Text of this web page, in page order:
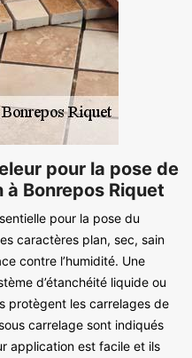
pour la pose de
Bonrepos Riquet
pour la pose du
caractères plan, sec, sain
contre l’humidité. Une
d’étanchéité liquide ou
protègent les carrelages de
carrelage sont indiqués
application est facile et ils